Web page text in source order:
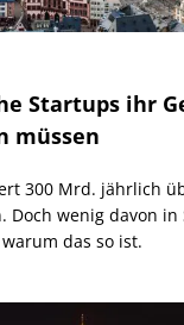
Startups ihr
müssen
300 Mrd. jährlich
Doch wenig davon
das so ist.